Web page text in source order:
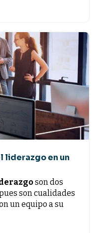
liderazgo en un
son dos
son cualidades
un equipo a su